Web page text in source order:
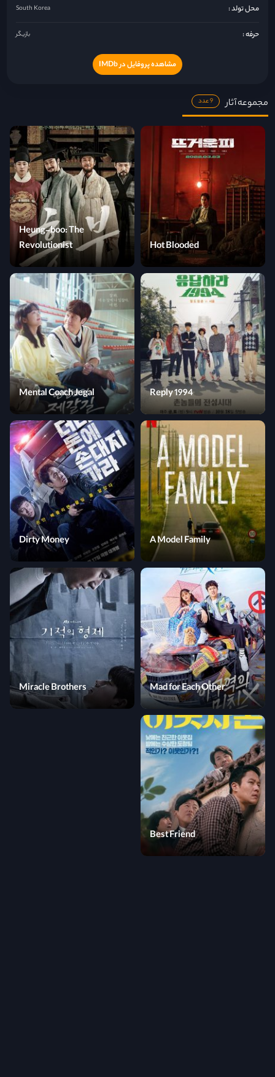
محل تولد : South Korea
حرفه : بازیگر
مشاهده پروفایل در IMDb
مجموعه آثار 9 عدد
Hot Blooded
Heung-boo: The
Revolutionist
Reply 1994
Mental Coach Jegal
A Model Family
Dirty Money
Mad for Each Other
Miracle Brothers
Best Friend